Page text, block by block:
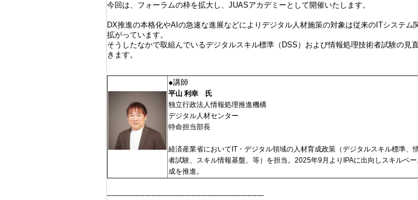
今回は、フォーラムの枠を拡大し、JUASアカデミーとして開催いたします。
DX推進の本格化やAIの急速な進展などによりデジタル人材施策の対象は従来のITシステム
拡がっています。
そうしたなかで取組んでいるデジタルスキル標準（DSS）および情報処理技術者試験の見
きます。
●講師
平山 利幸 氏
独立行政法人情報処理推進機構
デジタル人材センター
特命担当部長
経済産業省においてIT・デジタル領域の人材育成政策（デジタルスキル標準、
者試験、スキル情報基盤、等）を担当。2025年9月よりIPAに出向しスキルベ
成を推進。
-------------------------------------------------------------------